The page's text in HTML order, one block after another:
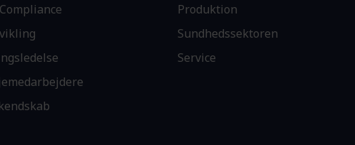
Produktion
Sundhedssektoren
Service